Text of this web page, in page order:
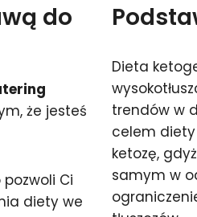
do
że jesteś
Ci
diety we
Dieta
trendów w
celem
ketozę,
samym w